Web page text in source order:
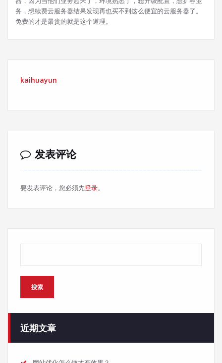
务，想续费云服务器结果发现再也买不到这么便宜的云服务器了。
免费的才是最贵的就是这个道理。
kaihuayun
发表评论
要发表评论，您必须先登录。
搜索
近期文章